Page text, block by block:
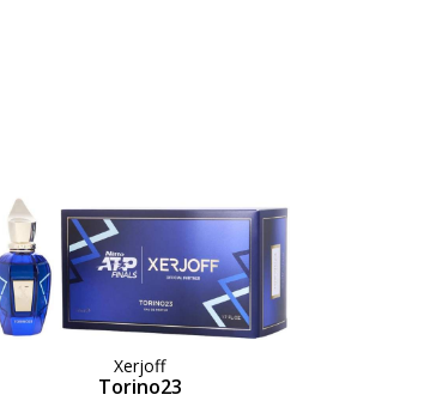
Xerjoff
Torino23